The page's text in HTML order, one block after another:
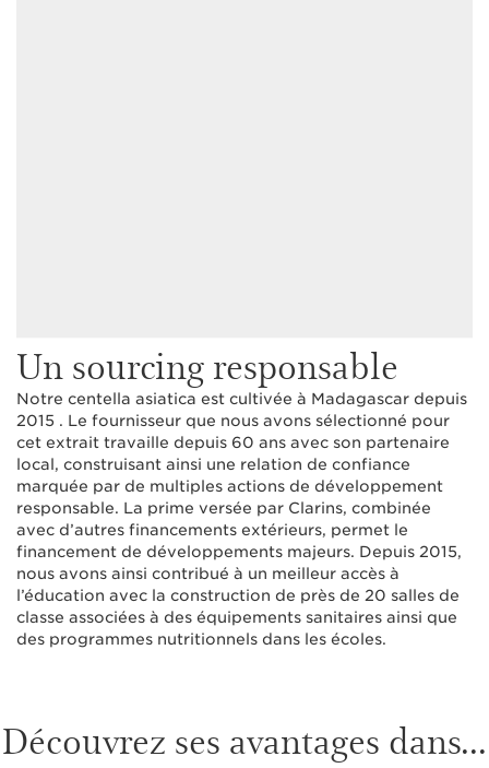
Un sourcing responsable
Notre centella asiatica est cultivée à Madagascar depuis
2015 . Le fournisseur que nous avons sélectionné pour
cet extrait travaille depuis 60 ans avec son partenaire
local, construisant ainsi une relation de confiance
marquée par de multiples actions de développement
responsable. La prime versée par Clarins, combinée
avec d’autres financements extérieurs, permet le
financement de développements majeurs. Depuis 2015,
nous avons ainsi contribué à un meilleur accès à
l’éducation avec la construction de près de 20 salles de
classe associées à des équipements sanitaires ainsi que
des programmes nutritionnels dans les écoles.
Découvrez ses avantages dans...